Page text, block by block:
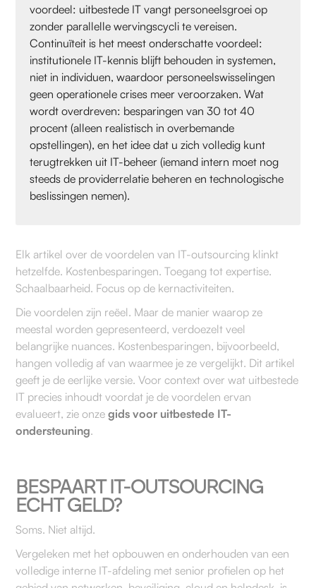
voordeel: uitbestede IT vangt personeelsgroei op
zonder parallelle wervingscycli te vereisen.
Continuïteit is het meest onderschatte voordeel:
institutionele IT-kennis blijft behouden in systemen,
niet in individuen, waardoor personeelswisselingen
geen operationele crises meer veroorzaken. Wat
wordt overdreven: besparingen van 30 tot 40
procent (alleen realistisch in overbemande
opstellingen), en het idee dat u zich volledig kunt
terugtrekken uit IT-beheer (iemand intern moet nog
steeds de providerrelatie beheren en technologische
beslissingen nemen).
Elk artikel over de voordelen van IT-outsourcing klinkt
hetzelfde. Kostenbesparingen. Toegang tot expertise.
Schaalbaarheid. Focus op de kernactiviteiten.
Die voordelen zijn reëel. Maar de manier waarop ze
meestal worden gepresenteerd, verdoezelt veel
belangrijke nuances. Kostenbesparingen, bijvoorbeeld,
hangen volledig af van waarmee je ze vergelijkt. Dit artikel
geeft je de eerlijke versie. Voor context over wat uitbestede
IT precies inhoudt voordat je de voordelen ervan
evalueert, zie onzegids voor uitbestede IT-
ondersteuning.
BESPAART IT-OUTSOURCING
ECHT GELD?
Soms. Niet altijd.
Vergeleken met het opbouwen en onderhouden van een
volledige interne IT-afdeling met senior profielen op het